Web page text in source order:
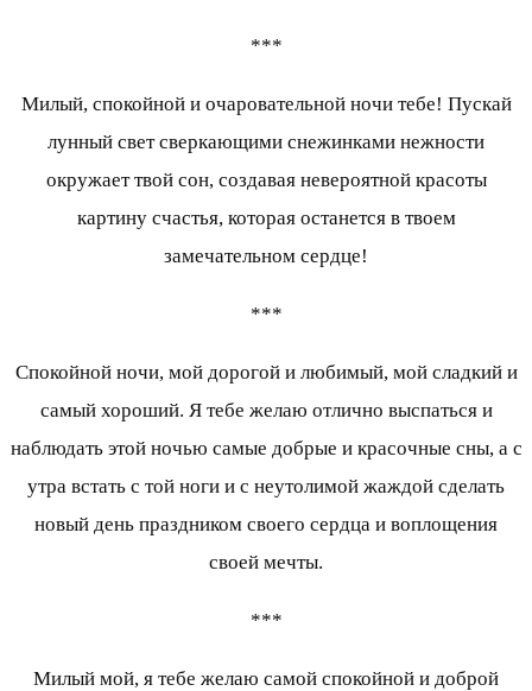
***
Милый, спокойной и очаровательной ночи тебе! Пускай
лунный свет сверкающими снежинками нежности
окружает твой сон, создавая невероятной красоты
картину счастья, которая останется в твоем
замечательном сердце!
***
Спокойной ночи, мой дорогой и любимый, мой сладкий и
самый хороший. Я тебе желаю отлично выспаться и
наблюдать этой ночью самые добрые и красочные сны, а с
утра встать с той ноги и с неутолимой жаждой сделать
новый день праздником своего сердца и воплощения
своей мечты.
***
Милый мой, я тебе желаю самой спокойной и доброй